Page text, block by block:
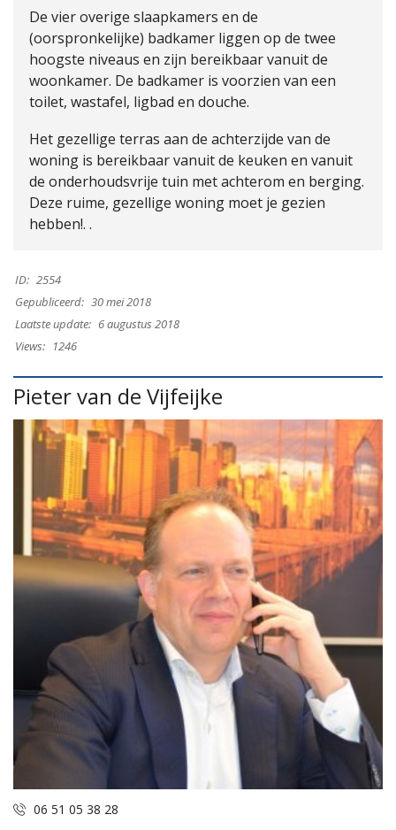
De vier overige slaapkamers en de
(oorspronkelijke) badkamer liggen op de twee
hoogste niveaus en zijn bereikbaar vanuit de
woonkamer. De badkamer is voorzien van een
toilet, wastafel, ligbad en douche.
Het gezellige terras aan de achterzijde van de
woning is bereikbaar vanuit de keuken en vanuit
de onderhoudsvrije tuin met achterom en berging.
Deze ruime, gezellige woning moet je gezien
hebben!. .
ID: 2554
Gepubliceerd: 30 mei 2018
Laatste update: 6 augustus 2018
Views: 1246
Pieter van de Vijfeijke
06 51 05 38 28